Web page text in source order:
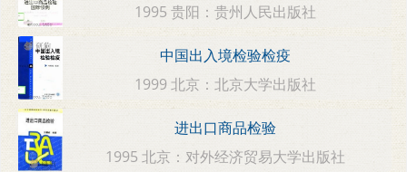
1995 贵阳：贵州人民出版社
中国出入境检验检疫
1999 北京：北京大学出版社
进出口商品检验
1995 北京：对外经济贸易大学出版社